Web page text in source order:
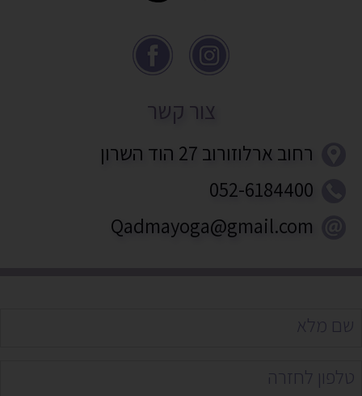
צור קשר
רחוב ארלוזורוב 27 הוד השרון
052-6184400
Qadmayoga@gmail.com
yourname
yourphone